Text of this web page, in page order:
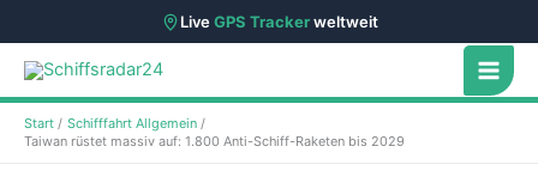
LiveGPS Trackerweltweit
Zum
Inhalt
springen
Start
Schifffahrt Allgemein
Taiwan rüstet massiv auf: 1.800 Anti-Schiff-Raketen bis 2029